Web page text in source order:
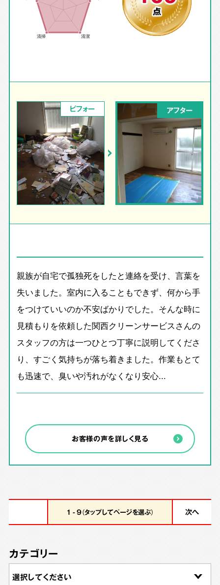
点
ビフォー アフター
親族が自宅で孤独死をしたと連絡を受け、言葉を
失いました。室内に入ることもできず、何から手
をつけていいのか不安ばかりでした。そんな時に
見積もりを依頼した関西クリーンサービスさんの
スタッフの方は一つひとつ丁寧に説明してくださ
り、すごく気持ちが落ち着きました。作業もとて
も迅速で、臭いや汚れがなくなり安心...
お客様の声を詳しく見る
1 - 9（タップしてページを選ぶ） 次へ
カテゴリー